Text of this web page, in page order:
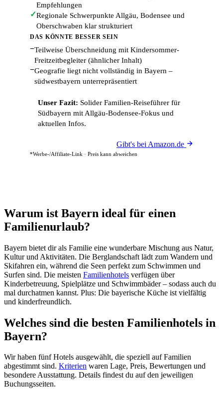
Empfehlungen
✓Regionale Schwerpunkte Allgäu, Bodensee und
Oberschwaben klar strukturiert
DAS KÖNNTE BESSER SEIN
−Teilweise Überschneidung mit Kindersommer-
Freitzeitbegleiter (ähnlicher Inhalt)
−Geografie liegt nicht vollständig in Bayern –
südwestbayern unterrepräsentiert
Unser Fazit: Solider Familien-Reiseführer für
Südbayern mit Allgäu-Bodensee-Fokus und
aktuellen Infos.
Gibt's bei Amazon.de
*Werbe-/Affiliate-Link · Preis kann abweichen
Warum ist Bayern ideal für einen
Familienurlaub?
Bayern bietet dir als Familie eine wunderbare Mischung aus Natur,
Kultur und Aktivitäten. Die Berglandschaft lädt zum Wandern und
Skifahren ein, während die Seen perfekt zum Schwimmen und
Surfen sind. Die meisten Familienhotels verfügen über
Kinderbetreuung, Spielplätze und Schwimmbäder – sodass auch du
mal durchatmen kannst. Plus: Die bayerische Küche ist vielfältig
und kinderfreundlich.
Welches sind die besten Familienhotels in
Bayern?
Wir haben fünf Hotels ausgewählt, die speziell auf Familien
abgestimmt sind. Kriterien waren Lage, Preis, Bewertungen und
besondere Ausstattung. Details findest du auf den jeweiligen
Buchungsseiten.